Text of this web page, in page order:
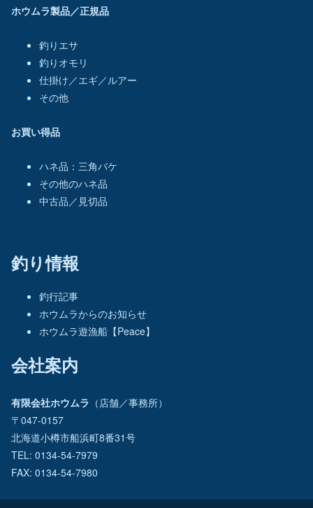
ホウムラ製品／正規品
釣りエサ
釣りオモリ
仕掛け／エギ／ルアー
その他
お買い得品
ハネ品：三角バケ
その他のハネ品
中古品／見切品
釣り情報
釣行記事
ホウムラからのお知らせ
ホウムラ遊漁船【Peace】
会社案内
有限会社ホウムラ （店舗／事務所）
〒047-0157
北海道小樽市船浜町8番31号
TEL: 0134-54-7979
FAX: 0134-54-7980